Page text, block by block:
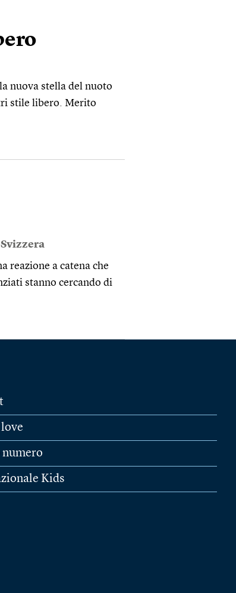
nuova stella del nuoto
stile libero. Merito
Svizzera
reazione a catena che
stanno cercando di
love
Kids